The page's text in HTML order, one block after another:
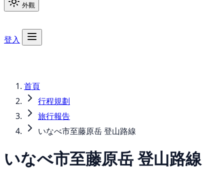
外觀
登入
首頁
行程規劃
旅行報告
いなべ市至藤原岳 登山路線
いなべ市至藤原岳 登山路線